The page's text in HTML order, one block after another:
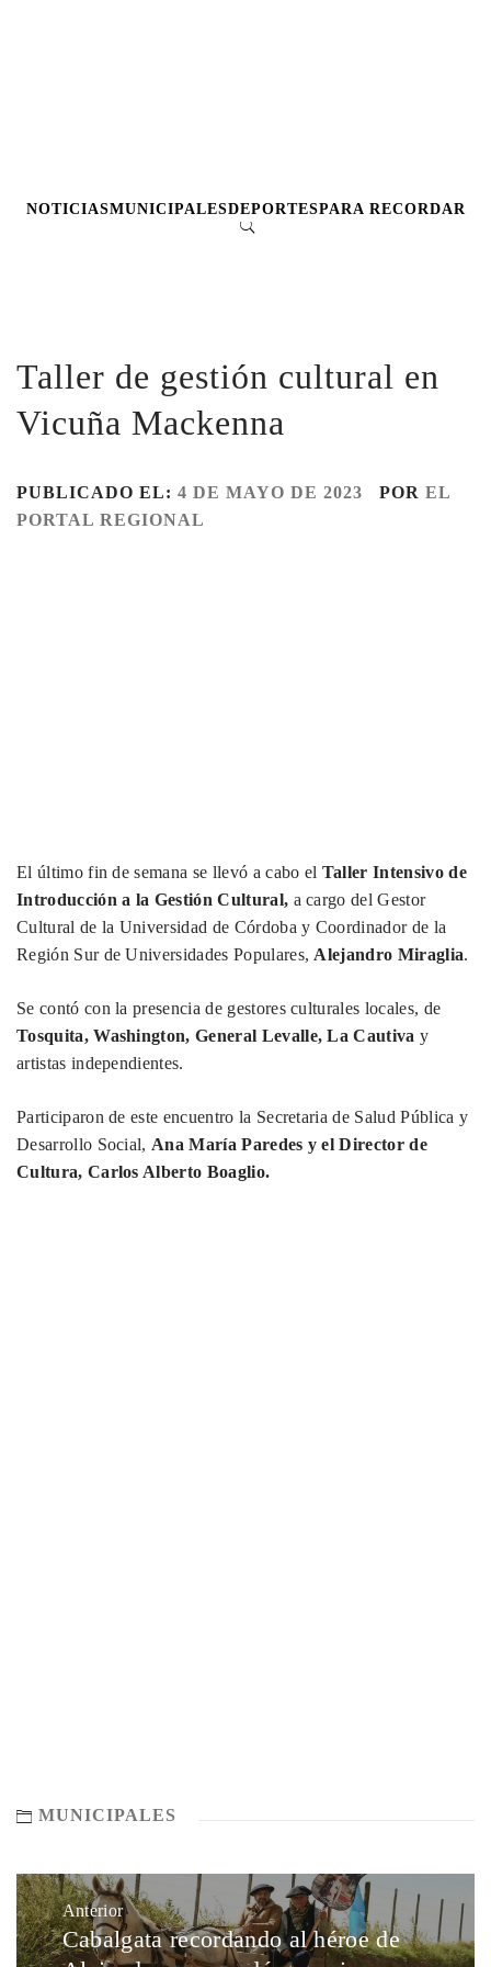
NOTICIASMUNICIPALESDEPORTESPARA RECORDAR
Taller de gestión cultural en
Vicuña Mackenna
PUBLICADO EL: 4 DE MAYO DE 2023 POR EL
PORTAL REGIONAL
El último fin de semana se llevó a cabo el Taller Intensivo de
Introducción a la Gestión Cultural, a cargo del Gestor
Cultural de la Universidad de Córdoba y Coordinador de la
Región Sur de Universidades Populares, Alejandro Miraglia.
Se contó con la presencia de gestores culturales locales, de
Tosquita, Washington, General Levalle, La Cautiva y
artistas independientes.
Participaron de este encuentro la Secretaria de Salud Pública y
Desarrollo Social, Ana María Paredes y el Director de
Cultura, Carlos Alberto Boaglio.
MUNICIPALES
Anterior
Cabalgata recordando al héroe de